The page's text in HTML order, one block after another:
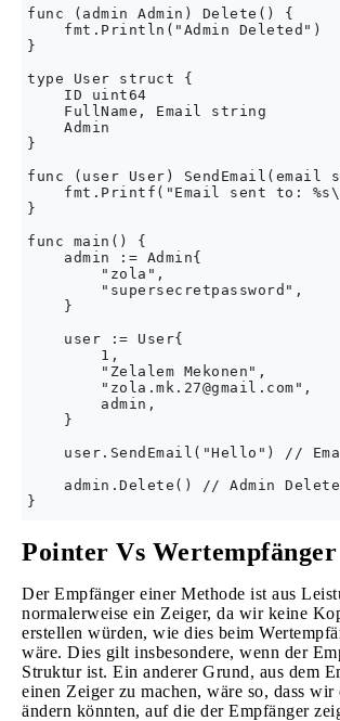
func (admin Admin) Delete() {
    fmt.Println("Admin Deleted")
}
type User struct {
    ID uint64
    FullName, Email string
    Admin
}
func (user User) SendEmail(email
fmt.Printf("Email sent to:
}
func main() {
    admin := Admin{
        "zola",
        "supersecretpassword",
    }
    user := User{
        1,
        "Zelalem Mekonen",
        "
zola.mk.27@gmail.com ",
        admin,
    }
user.SendEmail("Hello") //
admin.Delete() // Admin
Pointer Vs Wertempfänger
Der Empfänger einer Methode ist aus
normalerweise ein Zeiger, da wir keine
erstellen würden, wie dies beim
wäre. Dies gilt insbesondere, wenn der
Struktur ist. Ein anderer Grund, aus dem
einen Zeiger zu machen, wäre so, dass wir
ändern könnten, auf die der Empfänger